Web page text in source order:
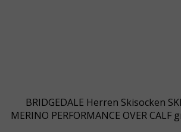
BRIDGEDALE Herren Skisocken
MERINO PERFORMANCE OVER